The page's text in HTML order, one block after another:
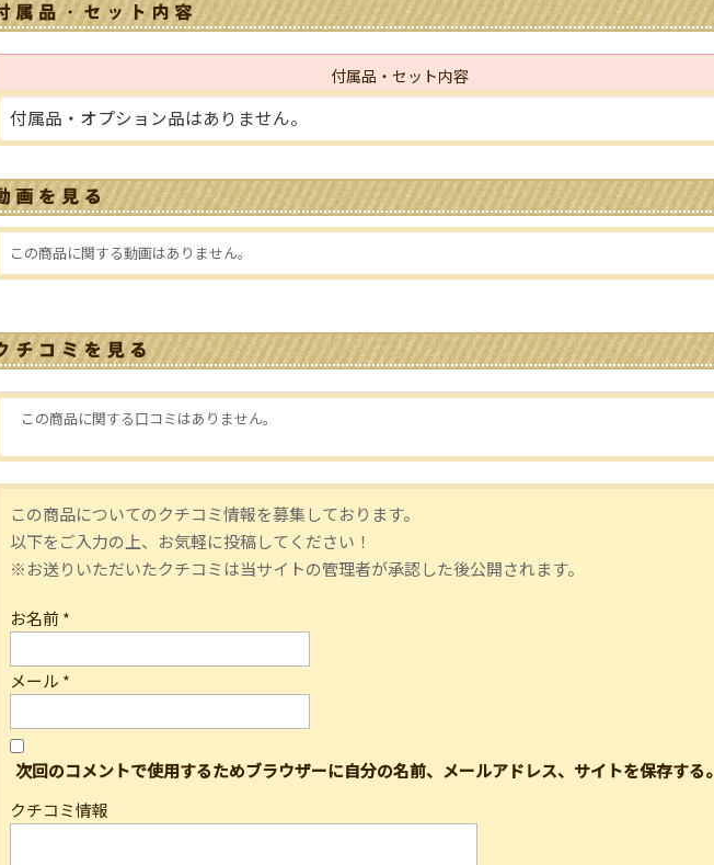
付属品・セット内容
付属品・オプション品はありません。
この商品に関する動画はありません。
この商品に関する口コミはありません。
この商品についてのクチコミ情報を募集しております。
以下をご入力の上、お気軽に投稿してください！
※お送りいただいたクチコミは当サイトの管理者が承認した後公開されます。
お名前*
メール *
次回のコメントで使用するためブラウザーに自分の名前、メールアドレス、サイトを保存する。
クチコミ情報